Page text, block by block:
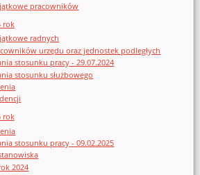
pracowników
rok
radnych
urzędu oraz jednostek podległych
stosunku pracy - 29.07.2024
stosunku służbowego
rok
stosunku pracy - 09.02.2025
2024